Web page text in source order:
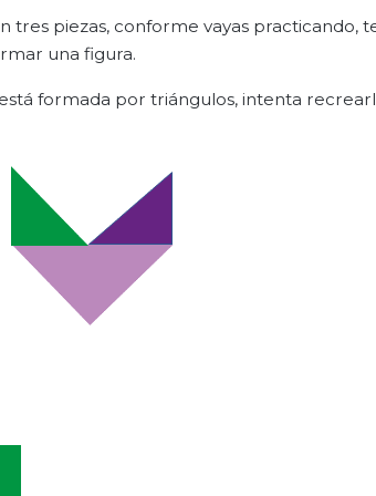
tres piezas, conforme vayas practicando,
una figura.
formada por triángulos, intenta